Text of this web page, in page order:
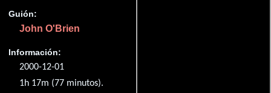
Guión:
John O'Brien
Información:
2000-12-01
1h 17m (77 minutos).